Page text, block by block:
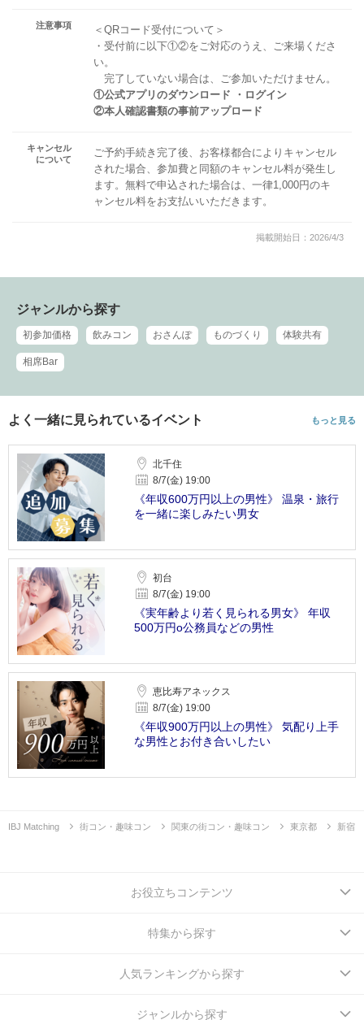
注意事項
＜QRコード受付について＞
・受付前に以下①②をご対応のうえ、ご来場くださ
い。
完了していない場合は、ご参加いただけません。
①公式アプリのダウンロード ・ログイン
②本人確認書類の事前アップロード
キャンセル
について
ご予約手続き完了後、お客様都合によりキャンセル
された場合、参加費と同額のキャンセル料が発生し
ます。無料で申込された場合は、一律1,000円のキ
ャンセル料をお支払いいただきます。
掲載開始日：2026/4/3
ジャンルから探す
初参加価格 飲みコン おさんぽ ものづくり 体験共有
相席Bar
よく一緒に見られているイベント もっと見る
北千住
8/7(金) 19:00
《年収600万円以上の男性》 温泉・旅行
を一緒に楽しみたい男女
初台
8/7(金) 19:00
《実年齢より若く見られる男女》 年収
500万円o公務員などの男性
恵比寿アネックス
8/7(金) 19:00
《年収900万円以上の男性》 気配り上手
な男性とお付き合いしたい
IBJ Matching 街コン・趣味コン 関東の街コン・趣味コン 東京都 新宿
お役立ちコンテンツ
特集から探す
人気ランキングから探す
ジャンルから探す